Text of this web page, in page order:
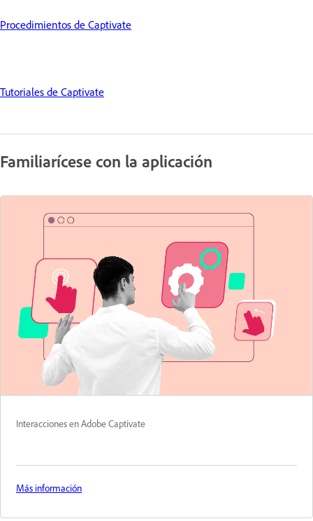
Procedimientos de Captivate
Tutoriales de Captivate
Familiarícese con la aplicación
Interacciones en Adobe Captivate
Más información